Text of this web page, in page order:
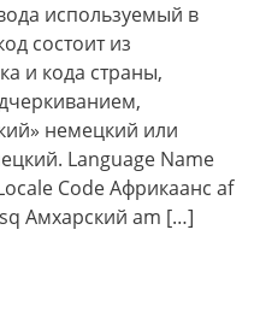
используемый в
состоит из
и кода страны,
немецкий или
Language Name
Code Африкаанс af
Амхарский am […]